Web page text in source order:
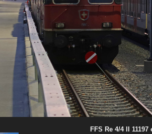
FFS Re 4/4 II 11197